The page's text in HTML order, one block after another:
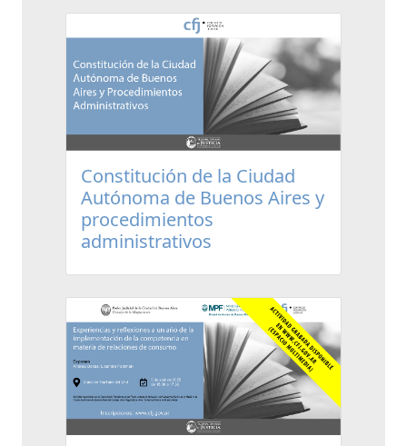
Constitución de la Ciudad
Autónoma de Buenos Aires y
procedimientos
administrativos